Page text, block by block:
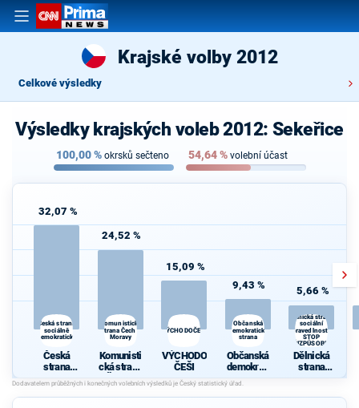
Krajské volby 2012
Celkové výsledky
Výsledky krajských voleb 2012: Sekeřice
100,00% okrsků sečteno 54,64% volební účast
32,07 %
Česká strana
sociálně
demokratická
Česká
strana
sociálně
demokrati
cká
24,52 %
Komunistická
strana Čech a
Moravy
Komunisti
cká strana
Čech a
Moravy
15,09 %
VÝCHODOČEŠI
VÝCHODO
ČEŠI
9,43 %
Občanská
demokratická
strana
Občanská
demokrati
cká strana
5,66 %
Dělnická strana
sociální
spravedlnosti -
STOP
NEPŘIZPŮSOBIVÝM!
Dělnická
strana
sociální
osti -